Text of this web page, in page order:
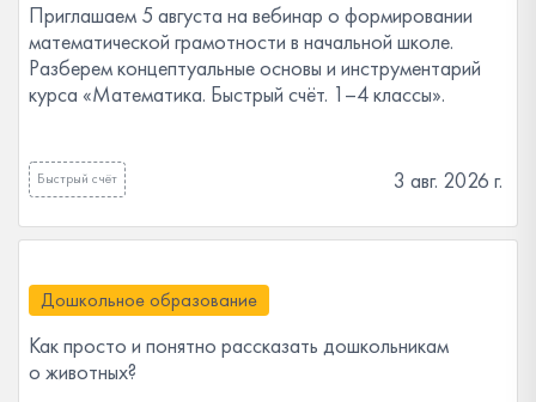
Приглашаем 5 августа на вебинар о формировании
математической грамотности в начальной школе.
Разберем концептуальные основы и инструментарий
курса «Математика. Быстрый счёт. 1–4 классы».
Быстрый счёт 3 авг. 2026 г.
Дошкольное образование
Как просто и понятно рассказать дошкольникам
о животных?